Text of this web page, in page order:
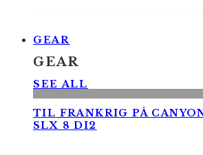
GEAR
GEAR
SEE ALL
TIL FRANKRIG PÅ
SLX 8 DI2